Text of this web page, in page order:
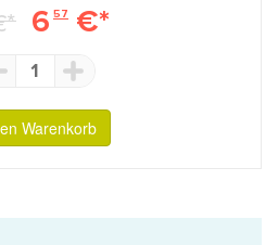
6 57 €*
1
Warenkorb